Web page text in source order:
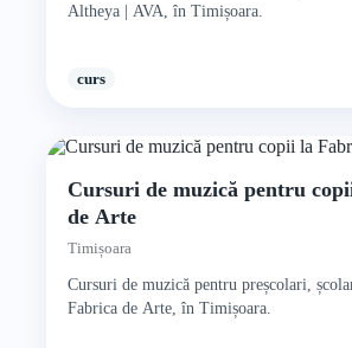
Altheya | AVA, în Timișoara.
curs
Cursuri de muzică pentru
de Arte
Timișoara
Cursuri de muzică pentru preșcolari,
Fabrica de Arte, în Timișoara.